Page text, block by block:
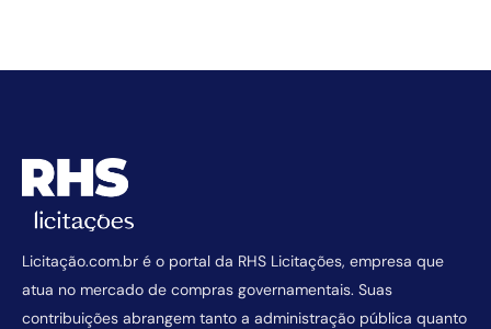
Licitação.com.br é o portal da RHS Licitações, empresa que
atua no mercado de compras governamentais. Suas
contribuições abrangem tanto a administração pública quanto